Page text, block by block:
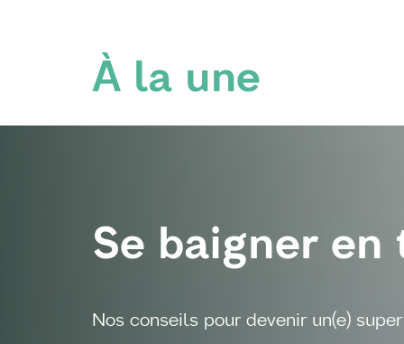
À la une
Se baigner
Nos conseils pour devenir un(e)